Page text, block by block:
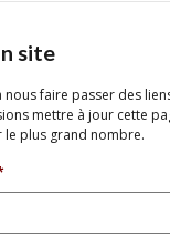
site
nous faire passer des
mettre à jour cette
le plus grand nombre.